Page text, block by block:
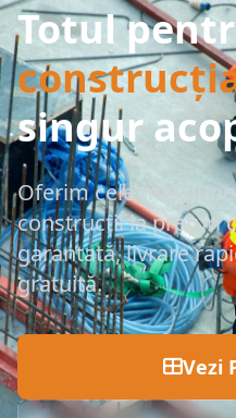
Totul
singur
Oferim cele mai
construcții la prețuri
garantată, livrare
gratuită.
Vezi